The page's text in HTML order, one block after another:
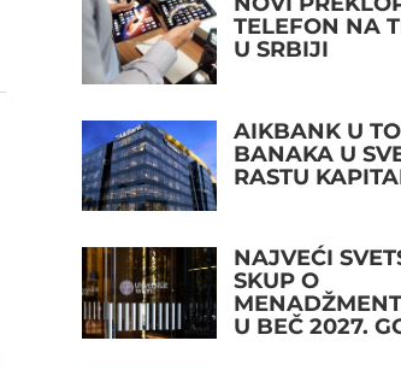
TELEFON NA
U SRBIJI
AIKBANK U
BANAKA U
RASTU
NAJVEĆI
SKUP O
U BEČ 2027.